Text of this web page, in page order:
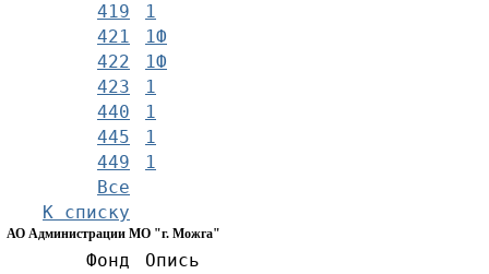
419
1
421
1Ф
422
1Ф
423
1
440
1
445
1
449
1
Все
К списку
АО Администрации МО "г. Можга"
Фонд
Опись